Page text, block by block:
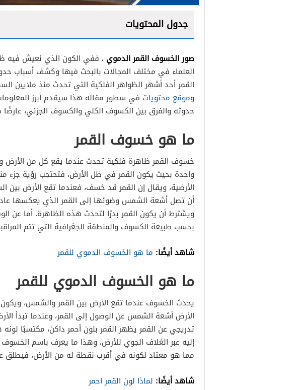
جدول المحتويات
صور الخسوف القمر الدموي ، ففي الكون الذي نعيش فيه
العلماء في مختلف المجالات بالبحث فيها وكشف أسباب
القمر أحد أشهر الظواهر الفلكية التي تحدث منذ ملايين
وموقع محتويات في سطور مقاله هذا سيقدم أبرز
حدوثه والفرق بين الكسوف الكلي والكسوف الجزئي،
ما هو خسوف القمر
خسوف القمر ظاهرة فلكية تحدث عندما يقع كل من الأرض
واحدة بحيث يكون القمر في ظل الأرض، فتحتجب رؤية جزء
الأرضية، ويقال إن القمر قد خسف، فعندما تقع الأرض بين
أن تصل أشعة الشمس وضوئها إلى القمر الذي يعكسها عادةً
ويشترط أن يكون القمر بدرًا لتحدث هذه الظاهرة. أما عن
بحسب طبيعة الكسوف والمنطقة الجغرافية التي تتم
شاهد أيضًا: ما هو الخسوف الدموي للقمر
ما هو الخسوف الدموي للقمر
يحدث الخسوف عندما تقع الأرض بين القمر والشمس،
الأرض أشعة الشمس عن الوصول إلى القمر، وعندما تبدأ
تدريجي عن القمر يظهر القمر بلون أحمر داكن، مكتسبًا
إليه عبر الغلاف الجوي للأرض، وهذا ما يعرف باسم
مما هو معتاد لكونه في أقرب نقطة له من الأرض، فيطلق
شاهد أيضًا: لماذا لون القمر احمر